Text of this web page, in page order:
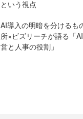
という視点
AI導入の明暗を分けるも
所×ビズリーチが語る「
営と人事の役割」